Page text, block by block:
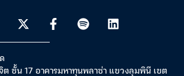
ชั้น 17 อาคารมหาทุนพลาซ่า แขวงลุมพินี เขต